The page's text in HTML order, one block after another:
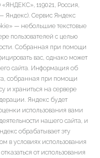
119021, Россия,
Яндекс). Сервис Яндекс
— небольшие текстовые
пользователей с целью
Собранная при помощи
вас, однако может
сайта. Информация об
собранная при помощи
и храниться на сервере
Яндекс будет
использования вами
нашего сайта, и
обрабатывает эту
в условиях использования
от использования